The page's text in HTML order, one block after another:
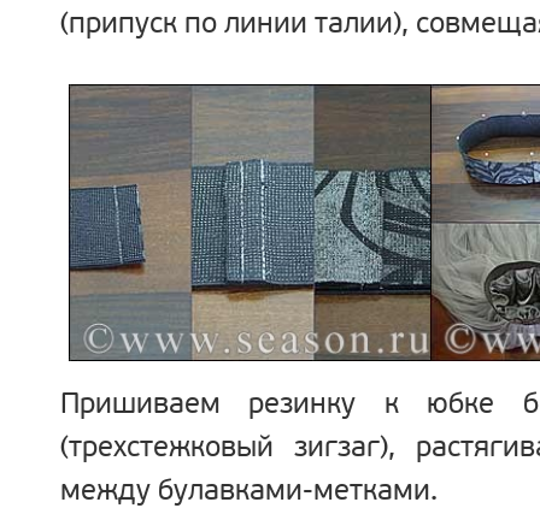
(припуск по линии талии),
Пришиваем резинку к юбке
(трехстежковый зигзаг),
между булавками-метками.